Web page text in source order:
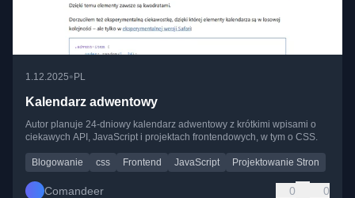
1.12.2025• PL
Kalendarz adwentowy
Autor planuje 24-dniowy kalendarz adwentowy z krótkimi wpisami o
ciekawych API, JavaScript i projektach frontendowych, w tym o CSS.
Blogowanie css Frontend JavaScript Projektowanie Stron
Comandeer 0 0